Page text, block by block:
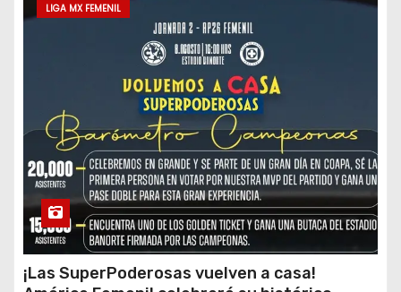
LIGA MX FEMENIL
¡Las SuperPoderosas vuelven a casa!